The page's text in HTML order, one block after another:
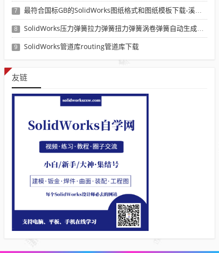
7 最符合国标GB的SolidWorks图纸格式和图纸模板下载-溪风专用版
8 SolidWorks压力弹簧拉力弹簧扭力弹簧涡卷弹簧自动生成宏程序下载
9 SolidWorks管道库routing管道库下载
友链